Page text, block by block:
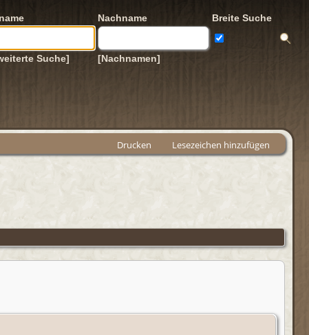
Nachname Breite Suche
Suche] [Nachnamen]
Drucken Lesezeichen hinzufügen